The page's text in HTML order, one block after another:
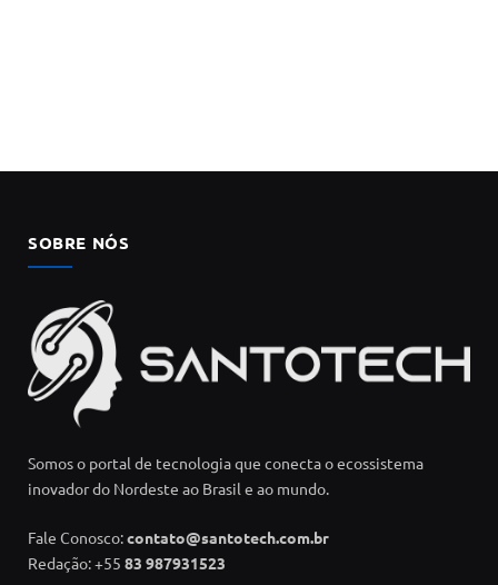
SOBRE NÓS
Somos o portal de tecnologia que conecta o ecossistema
inovador do Nordeste ao Brasil e ao mundo.
Fale Conosco:contato@santotech.com.br
Redação: +55 83 987931523